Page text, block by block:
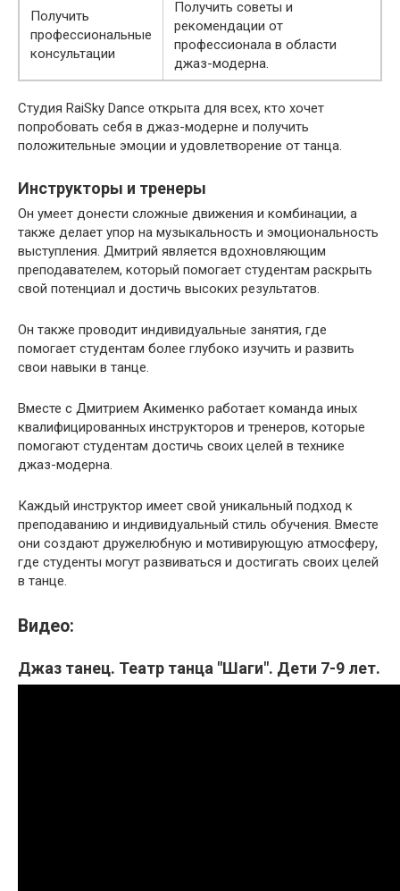
Получить
профессиональные
консультации
Получить советы и
рекомендации от
профессионала в области
джаз-модерна.
Студия RaiSky Dance открыта для всех, кто хочет
попробовать себя в джаз-модерне и получить
положительные эмоции и удовлетворение от танца.
Инструкторы и тренеры
Он умеет донести сложные движения и комбинации, а
также делает упор на музыкальность и эмоциональность
выступления. Дмитрий является вдохновляющим
преподавателем, который помогает студентам раскрыть
свой потенциал и достичь высоких результатов.
Он также проводит индивидуальные занятия, где
помогает студентам более глубоко изучить и развить
свои навыки в танце.
Вместе с Дмитрием Акименко работает команда иных
квалифицированных инструкторов и тренеров, которые
помогают студентам достичь своих целей в технике
джаз-модерна.
Каждый инструктор имеет свой уникальный подход к
преподаванию и индивидуальный стиль обучения. Вместе
они создают дружелюбную и мотивирующую атмосферу,
где студенты могут развиваться и достигать своих целей
в танце.
Видео:
Джаз танец. Театр танца "Шаги". Дети 7-9 лет.